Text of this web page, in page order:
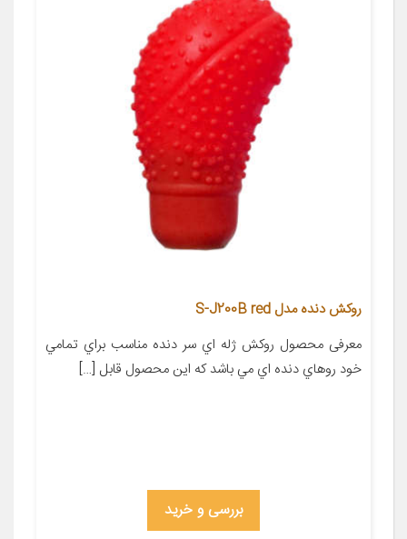
روکش دنده مدل S-J200B red
معرفی محصول روکش ژله اي سر دنده مناسب براي تمامي
خود روهاي دنده اي مي باشد که اين محصول قابل […]
بررسی و خرید